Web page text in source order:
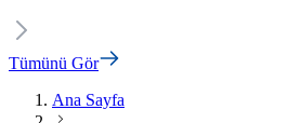
Tümünü Gör
Ana Sayfa